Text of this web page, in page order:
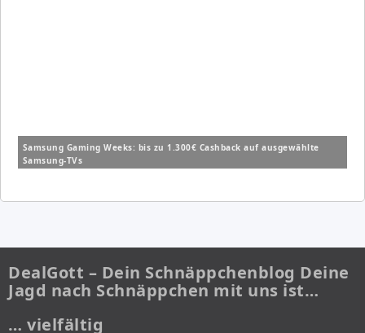
Samsung Gaming Weeks: bis zu 1.300€ Cashback auf ausgewählte
Samsung-TVs
DealGott – Dein Schnäppchenblog Deine
Jagd nach Schnäppchen mit uns ist…
… vielfältig